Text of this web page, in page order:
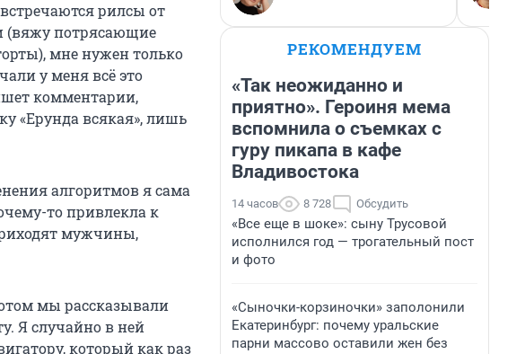
рилсы от
(вяжу потрясающие
мне нужен только
у меня всё это
комментарии,
«Ерунда всякая», лишь
алгоритмов я сама
то привлекла к
мужчины,
мы рассказывали
Я случайно в ней
который как раз
РЕКОМЕНДУЕМ
«Так неожиданно и
приятно». Героиня мема
вспомнила о съемках с
гуру пикапа в кафе
Владивостока
14 часов 8 728 Обсудить
«Все еще в шоке»: сыну Трусовой
исполнился год — трогательный пост
и фото
«Сыночки-корзиночки» заполонили
Екатеринбург: почему уральские
парни массово оставили жен без